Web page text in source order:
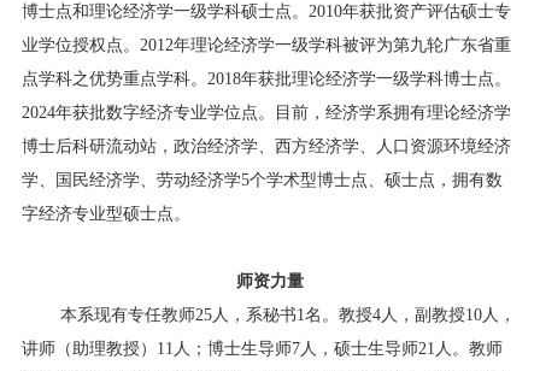
博士点和理论经济学一级学科硕士点。 2010年获批资产评估硕士专
业学位授权点。 2012年理论经济学一级学科被评为第九轮广东省重
点学科之优势重点学科。 2018年获批理论经济学一级学科博士点。
2024年获批数字经济专业学位点。
目前，经济学系拥有理论经济学
博士后科研流动站，政治经济学、西方经济学、人口资源环境经济
学、国民经济学、劳动经济学5个学术型博士点、硕士点 ， 拥有数
字经济专业型硕士点 。
师资力量
本系现有专任教师25人，系秘书1名。教授4人，副教授10人，
讲师（助理教授） 11 人；博士生导师7人，硕士生导师21 人。 教师